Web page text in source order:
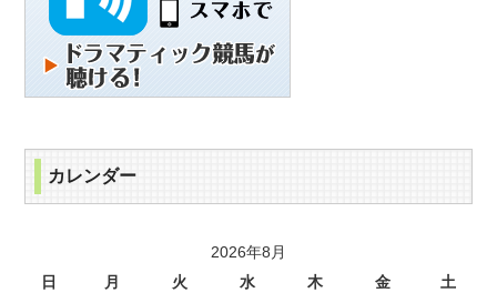
カレンダー
2026年8月
日
月 火 水 木 金 土